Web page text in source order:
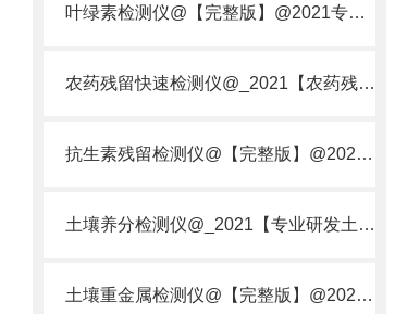
叶绿素检测仪@【完整版】@2021专业叶绿素检测仪器仪表
农药残留快速检测仪@_2021【农药残留检测仪器仪表DE原理】
抗生素残留检测仪@【完整版】@2021专业抗生素残留检测仪器仪表
土壤养分检测仪@_2021【专业研发土壤养分快速检测仪器仪表厂】
土壤重金属检测仪@【完整版】@2021专业土壤重金属快速检测仪器仪表